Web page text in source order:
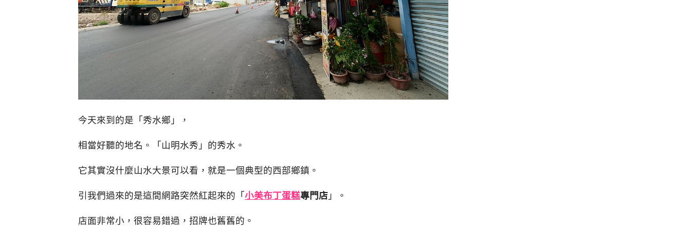
今天來到的是「秀水鄉」，
相當好聽的地名。「山明水秀」的秀水。
它其實沒什麼山水大景可以看，就是一個典型的西部鄉鎮。
引我們過來的是這間網路突然紅起來的「小美布丁蛋糕專門店」。
店面非常小，很容易錯過，招牌也舊舊的。